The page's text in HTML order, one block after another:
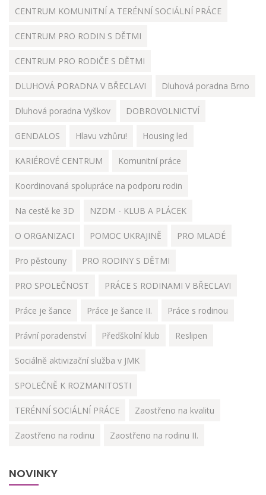
CENTRUM KOMUNITNÍ A TERÉNNÍ SOCIÁLNÍ PRÁCE
CENTRUM PRO RODIN S DĚTMI
CENTRUM PRO RODIČE S DĚTMI
DLUHOVÁ PORADNA V BŘECLAVI Dluhová poradna Brno
Dluhová poradna Vyškov DOBROVOLNICTVÍ
GENDALOS Hlavu vzhůru! Housing led
KARIÉROVÉ CENTRUM Komunitní práce
Koordinovaná spolupráce na podporu rodin
Na cestě ke 3D NZDM - KLUB A PLÁCEK
O ORGANIZACI POMOC UKRAJINĚ PRO MLADÉ
Pro pěstouny PRO RODINY S DĚTMI
PRO SPOLEČNOST PRÁCE S RODINAMI V BŘECLAVI
Práce je šance Práce je šance II. Práce s rodinou
Právní poradenství Předškolní klub Reslipen
Sociálně aktivizační služba v JMK
SPOLEČNĚ K ROZMANITOSTI
TERÉNNÍ SOCIÁLNÍ PRÁCE Zaostřeno na kvalitu
Zaostřeno na rodinu Zaostřeno na rodinu II.
NOVINKY